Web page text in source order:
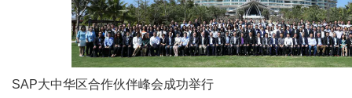
SAP大中华区合作伙伴峰会成功举行